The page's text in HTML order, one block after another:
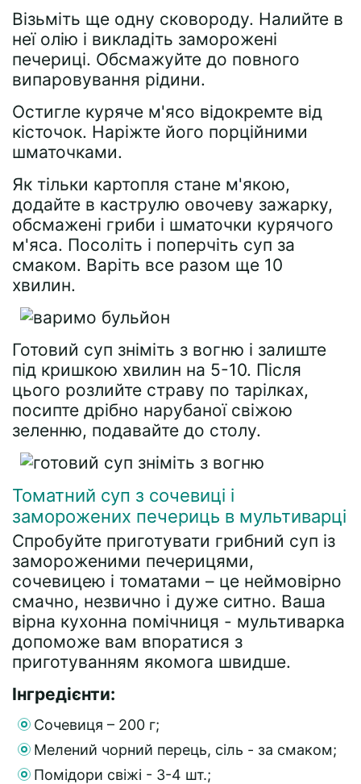
Візьміть ще одну сковороду. Налийте в
неї олію і викладіть заморожені
печериці. Обсмажуйте до повного
випаровування рідини.
Остигле куряче м'ясо відокремте від
кісточок. Наріжте його порційними
шматочками.
Як тільки картопля стане м'якою,
додайте в каструлю овочеву зажарку,
обсмажені гриби і шматочки курячого
м'яса. Посоліть і поперчіть суп за
смаком. Варіть все разом ще 10
хвилин.
Готовий суп зніміть з вогню і залиште
під кришкою хвилин на 5-10. Після
цього розлийте страву по тарілках,
посипте дрібно нарубаної свіжою
зеленню, подавайте до столу.
Томатний суп з сочевиці і
заморожених печериць в мультиварці
Спробуйте приготувати грибний суп із
замороженими печерицями,
сочевицею і томатами – це неймовірно
смачно, незвично і дуже ситно. Ваша
вірна кухонна помічниця - мультиварка
допоможе вам впоратися з
приготуванням якомога швидше.
Інгредієнти:
Сочевиця – 200 г;
Мелений чорний перець, сіль - за смаком;
Помідори свіжі - 3-4 шт.;